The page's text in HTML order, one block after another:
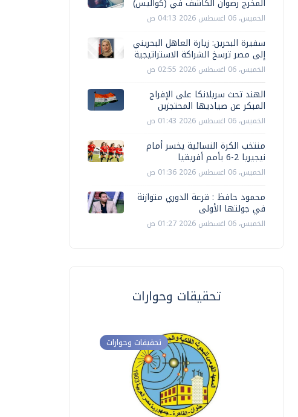
المخرج رضوان الكاشف في (كواليس)
الخميس، 06 اغسطس 2026 04:13 ص
سفيرة البحرين: زيارة العاهل البحريني
إلى مصر ترسخ الشراكة الاستراتيجية
الخميس، 06 اغسطس 2026 02:55 ص
الهند تحث سريلانكا على الإفراج
المبكر عن صياديها المحتجزين
الخميس، 06 اغسطس 2026 01:43 ص
منتخب الكرة النسائية يخسر أمام
نيجيريا 2-6 بأمم أفريقيا
الخميس، 06 اغسطس 2026 01:36 ص
محمود حافظ : قرعة الدوري متوازنة
في جولتها الأولى
الخميس، 06 اغسطس 2026 01:27 ص
تحقيقات وحوارات
تحقيقات وحوارات